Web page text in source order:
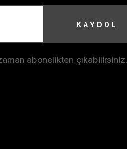
KAYDOL
abonelikten çıkabilirsiniz.